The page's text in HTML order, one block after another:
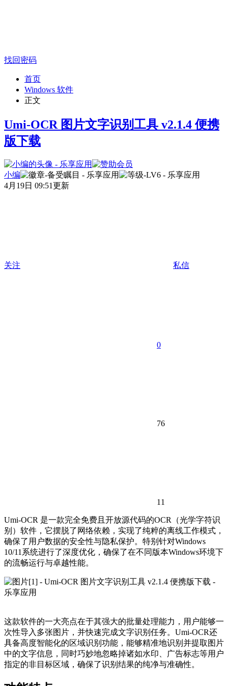
找回密码
首页
Windows 软件
正文
Umi-OCR 图片文字识别工具 v2.1.4 便携
版下载
小编
4月19日 09:51更新
关注 私信
0
76
11
Umi-OCR 是一款完全免费且开放源代码的OCR（光学字符识
别）软件，它摆脱了网络依赖，实现了纯粹的离线工作模式，
确保了用户数据的安全性与隐私保护。特别针对Windows
10/11系统进行了深度优化，确保了在不同版本Windows环境下
的流畅运行与卓越性能。
这款软件的一大亮点在于其强大的批量处理能力，用户能够一
次性导入多张图片，并快速完成文字识别任务。Umi-OCR还
具备高度智能化的区域识别功能，能够精准地识别并提取图片
中的文字信息，同时巧妙地忽略掉诸如水印、广告标志等用户
指定的非目标区域，确保了识别结果的纯净与准确性。